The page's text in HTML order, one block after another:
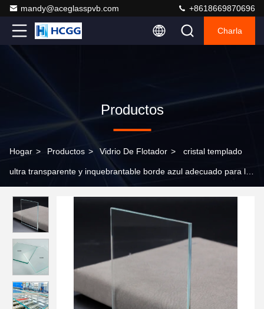
mandy@aceglasspvb.com +8618669870696
Charla
Productos
Hogar > Productos > Vidrio De Flotador > cristal templado
ultra transparente y inquebrantable borde azul adecuado para la
acuario tanque acuario